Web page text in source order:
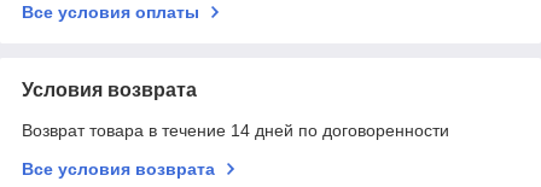
Все условия оплаты
Условия возврата
Возврат товара в течение 14 дней по договоренности
Все условия возврата